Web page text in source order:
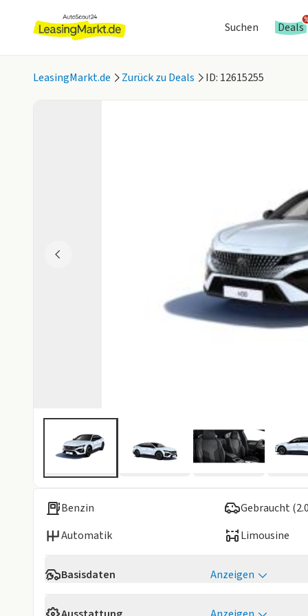
Suchen Deals
LeasingMarkt.de Zurück zu Deals ID: 12615255
Benzin Gebraucht
Automatik
Limousine
Basisdaten
Anzeigen